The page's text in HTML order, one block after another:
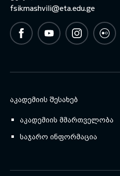
fsikmashvili@eta.edu.ge
ᲐᲙᲐᲓᲔᲛᲘᲘᲡ ᲨᲔᲡᲐᲮᲔᲑ
აკადემიის მმართველობა
საჯარო ინფორმაცია